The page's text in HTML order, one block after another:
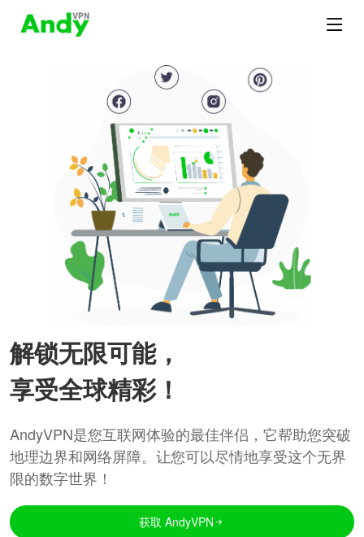
解锁无限可能，
享受全球精彩！
AndyVPN是您互联网体验的最佳伴侣，它帮助您突破
地理边界和网络屏障。让您可以尽情地享受这个无界
限的数字世界！
获取 AndyVPN